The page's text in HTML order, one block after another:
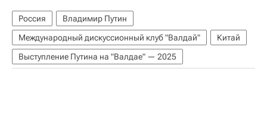
Россия
Владимир Путин
Международный дискуссионный клуб "Валдай"
Китай
Выступление Путина на "Валдае" — 2025